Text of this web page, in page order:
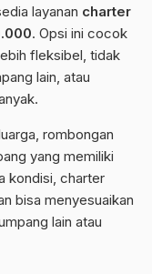
layanan charter
. Opsi ini cocok
fleksibel, tidak
lain, atau
rombongan
yang memiliki
kondisi, charter
bisa menyesuaikan
lain atau